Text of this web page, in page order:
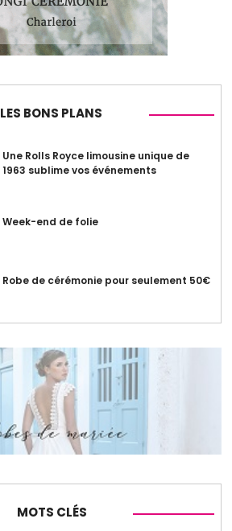
LES BONS PLANS
Une Rolls Royce limousine unique de
1963 sublime vos événements
Week-end de folie
Robe de cérémonie pour seulement 50€
MOTS CLÉS